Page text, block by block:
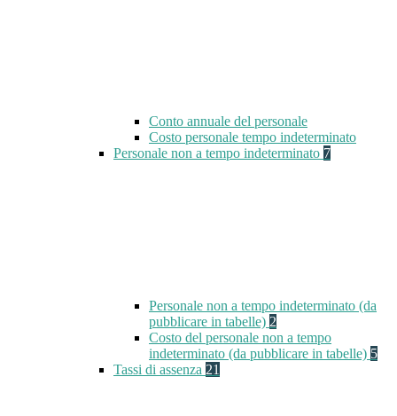
Conto annuale del personale
Costo personale tempo indeterminato
Personale non a tempo indeterminato 7
Personale non a tempo indeterminato (da
pubblicare in tabelle) 2
Costo del personale non a tempo
indeterminato (da pubblicare in tabelle) 5
Tassi di assenza 21